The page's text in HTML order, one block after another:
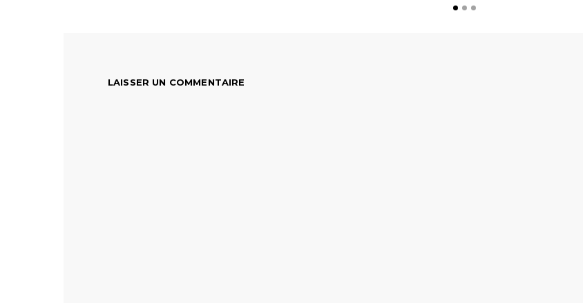
LAISSER UN COMMENTAIRE